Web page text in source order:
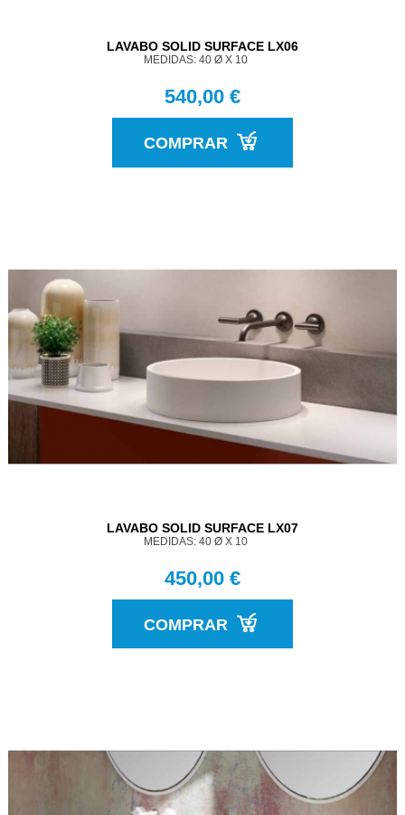
LAVABO SOLID SURFACE LX06
MEDIDAS: 40 Ø X 10
540,00 €
COMPRAR
LAVABO SOLID SURFACE LX07
MEDIDAS: 40 Ø X 10
450,00 €
COMPRAR